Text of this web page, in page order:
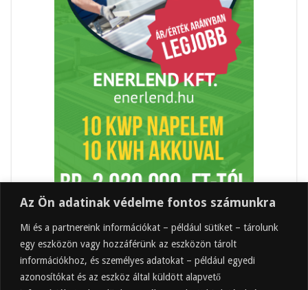
Az Ön adatinak védelme fontos számunkra
Mi és a partnereink információkat – például sütiket – tárolunk
egy eszközön vagy hozzáférünk az eszközön tárolt
információkhoz, és személyes adatokat – például egyedi
azonosítókat és az eszköz által küldött alapvető